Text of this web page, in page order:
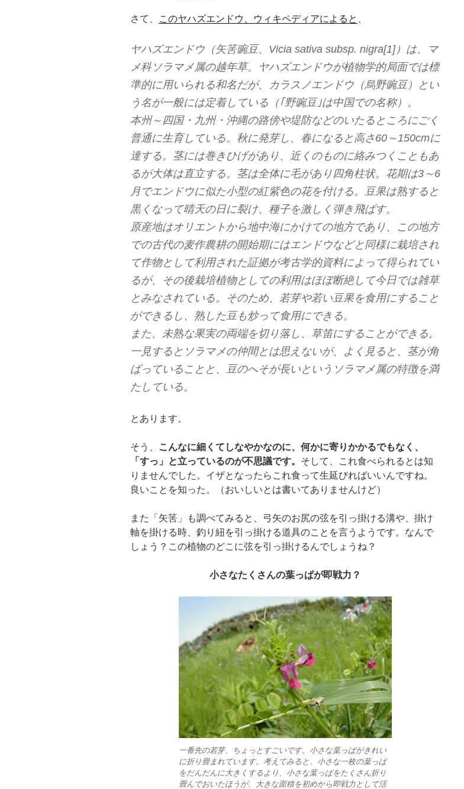
さて、 このヤハズエンドウ、ウィキペディアによると
ヤハズエンドウ（矢筈豌豆、Vicia sativa subsp. nigra[1]）は、マ
メ科ソラマメ属の越年草。ヤハズエンドウが植物学的局面では標
準的に用いられる和名だが、カラスノエンドウ（烏野豌豆）とい
う名が一般には定着している（｢野豌豆｣は中国での名称）。
本州～四国・九州・沖縄の路傍や堤防などのいたるところにごく
普通に生育している。秋に発芽し、春になると高さ60～150cmに
達する。茎には巻きひげがあり、近くのものに絡みつくこともあ
るが大体は直立する。茎は全体に毛があり四角柱状。花期は3～6
月でエンドウに似た小型の紅紫色の花を付ける。豆果は熟すると
黒くなって晴天の日に裂け、種子を激しく弾き飛ばす。
原産地はオリエントから地中海にかけての地方であり、この地方
での古代の麦作農耕の開始期にはエンドウなどと同様に栽培され
て作物として利用された証拠が考古学的資料によって得られてい
るが、その後栽培植物としての利用はほぼ断絶して今日では雑草
とみなされている。そのため、若芽や若い豆果を食用にすること
ができるし、熟した豆も炒って食用にできる。
また、未熟な果実の両端を切り落し、草笛にすることができる。
一見するとソラマメの仲間とは思えないが、よく見ると、茎が角
ばっていることと、豆のへそが長いというソラマメ属の特徴を満
たしている。
とあります。
そう、
こんなに細くてしなやかなのに、何かに寄りかかるでもなく、
「すっ」と立っているのが不思議です。 そして、これ食べられるとは知
りませんでした。イザとなったらこれ食って生延びればいいんですね。
良いことを知った。（おいしいとは書いてありませんけど）
また「矢筈」も調べてみると、弓矢のお尻の弦を引っ掛ける溝や、掛け
軸を掛ける時、釣り紐を引っ掛ける道具のことを言うようです。なんで
しょう？この植物のどこに弦を引っ掛けるんでしょうね？
小さなたくさんの葉っぱが即戦力？
一番先の若芽、ちょっとすごいです。小さな葉っぱがきれい
に折り畳まれています。考えてみると、小さな一枚の葉っぱ
をだんだんに大きくするより、小さな葉っぱをたくさん折り
畳んでおいたほうが、大きな面積を初めから即戦力として活